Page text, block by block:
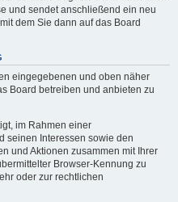
und sendet anschließend ein neu
dem Sie dann auf das Board
eingegebenen und oben näher
Board betreiben und anbieten zu
im Rahmen einer
seinen Interessen sowie den
und Aktionen zusammen mit Ihrer
Browser-Kennung zu
oder zur rechtlichen